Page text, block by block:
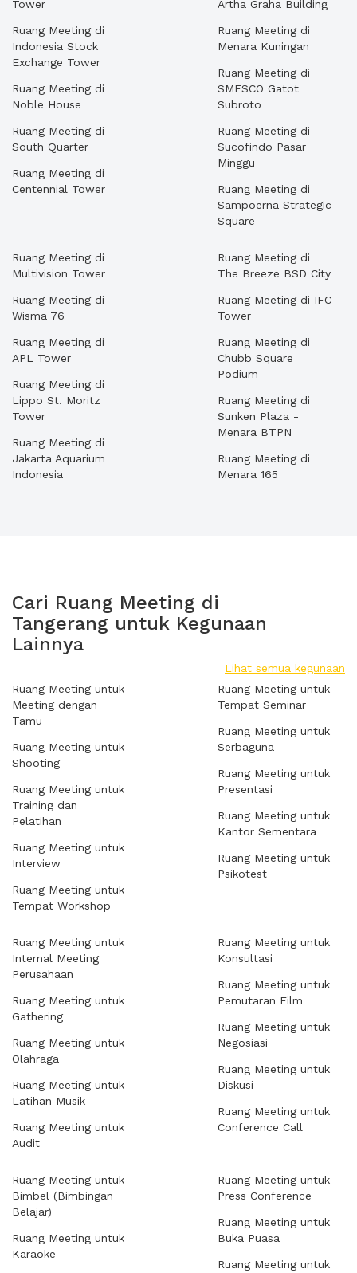
Tower
Ruang Meeting di
Indonesia Stock
Exchange Tower
Ruang Meeting di
Noble House
Ruang Meeting di
South Quarter
Ruang Meeting di
Centennial Tower
Artha Graha Building
Ruang Meeting di
Menara Kuningan
Ruang Meeting di
SMESCO Gatot
Subroto
Ruang Meeting di
Sucofindo Pasar
Minggu
Ruang Meeting di
Sampoerna Strategic
Square
Ruang Meeting di
Multivision Tower
Ruang Meeting di
Wisma 76
Ruang Meeting di
APL Tower
Ruang Meeting di
Lippo St. Moritz
Tower
Ruang Meeting di
Jakarta Aquarium
Indonesia
Ruang Meeting di
The Breeze BSD City
Ruang Meeting di IFC
Tower
Ruang Meeting di
Chubb Square
Podium
Ruang Meeting di
Sunken Plaza -
Menara BTPN
Ruang Meeting di
Menara 165
Cari Ruang Meeting di
Tangerang untuk Kegunaan
Lainnya
Lihat semua kegunaan
Ruang Meeting untuk
Meeting dengan
Tamu
Ruang Meeting untuk
Shooting
Ruang Meeting untuk
Training dan
Pelatihan
Ruang Meeting untuk
Interview
Ruang Meeting untuk
Tempat Workshop
Ruang Meeting untuk
Tempat Seminar
Ruang Meeting untuk
Serbaguna
Ruang Meeting untuk
Presentasi
Ruang Meeting untuk
Kantor Sementara
Ruang Meeting untuk
Psikotest
Ruang Meeting untuk
Internal Meeting
Perusahaan
Ruang Meeting untuk
Gathering
Ruang Meeting untuk
Olahraga
Ruang Meeting untuk
Latihan Musik
Ruang Meeting untuk
Audit
Ruang Meeting untuk
Konsultasi
Ruang Meeting untuk
Pemutaran Film
Ruang Meeting untuk
Negosiasi
Ruang Meeting untuk
Diskusi
Ruang Meeting untuk
Conference Call
Ruang Meeting untuk
Bimbel (Bimbingan
Belajar)
Ruang Meeting untuk
Karaoke
Ruang Meeting untuk
Press Conference
Ruang Meeting untuk
Buka Puasa
Ruang Meeting untuk